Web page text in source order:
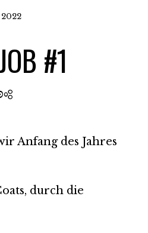
#1
Anfang des Jahres
durch die